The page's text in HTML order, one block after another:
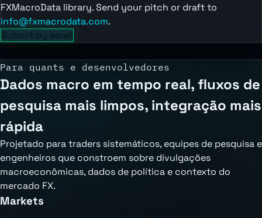
FXMacroData library. Send your pitch or draft to
info@fxmacrodata.com.
Submit by email
Para quants e desenvolvedores
Dados macro em tempo real, fluxos de
pesquisa mais limpos, integração mais
rápida
Projetado para traders sistemáticos, equipes de pesquisa e
engenheiros que constroem sobre divulgações
macroeconômicas, dados de política e contexto do
mercado FX.
Markets